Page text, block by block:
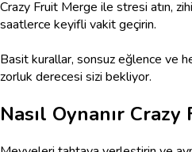
Crazy Fruit Merge ile stresi atın,
saatlerce keyifli vakit geçirin.
Basit kurallar, sonsuz eğlence ve
zorluk derecesi sizi bekliyor.
Nasıl Oynanır Crazy